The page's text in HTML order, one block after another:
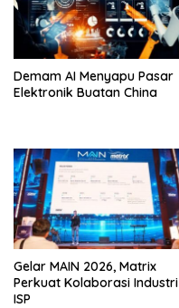
Demam AI Menyapu Pasar
Elektronik Buatan China
Gelar MAIN 2026, Matrix
Perkuat Kolaborasi Industri
ISP